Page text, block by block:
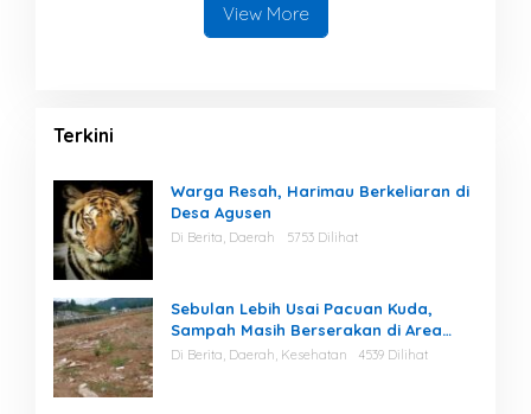
View More
Terkini
Warga Resah, Harimau Berkeliaran di
Desa Agusen
Di Berita, Daerah 5753 Dilihat
Sebulan Lebih Usai Pacuan Kuda,
Sampah Masih Berserakan di Area
Stadion
Di Berita, Daerah, Kesehatan 4539 Dilihat